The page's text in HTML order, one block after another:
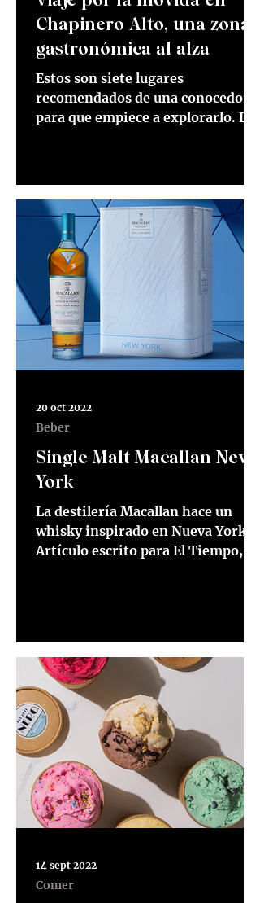
Chapinero Alto, una zona
gastronómica al alza
Estos son siete lugares
recomendados de una conocedora,
para que empiece a explorarlo. La
Single Malt Macallan New
York
La destilería Macallan hace un
whisky inspirado en Nueva York
Artículo escrito para El Tiempo, 15
Beber
20 oct 2022
Comer
14 sept 2022